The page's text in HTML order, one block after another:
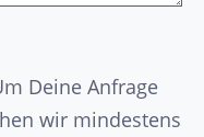
Deine Anfrage
wir mindestens